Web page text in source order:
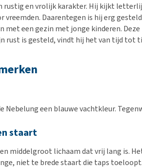
rustig en vrolijk karakter. Hij kijkt
vreemden. Daarentegen is hij erg
met een gezin met jonge kinderen.
rust is gesteld, vindt hij het van tijd tot
Nebelung een blauwe vachtkleur.
staart
middelgroot lichaam dat vrij lang is.
niet te brede staart die taps toeloopt.